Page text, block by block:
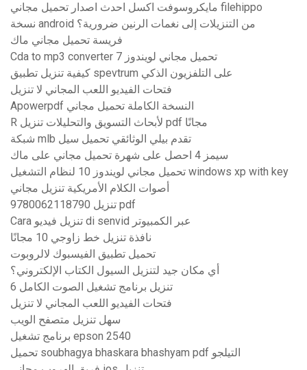
مايكروسوفت اكسل احدث اصدار تحميل مجاني filehippo
نسخة android من التنزيلات إلى نغمات الرنين ضرورية؟
فريسة تحميل مجاني ماك
Cda to mp3 converter تحميل مجاني لويندوز 7
كيفية تنزيل تطبيق spevtrum على التلفزيون الذكي
فتحات الفيديو اللعب المجاني لا تنزيل
Apowerpdf النسخة الكاملة تحميل مجاني
R لأبحاث التسويق والتحليلات تنزيل pdf مجانًا
شبكة mlb تقدم بيلي الوثائقي تحميل سيل
سيمز 4 احصل على شهرة تحميل مجاني على ماك
تحميل مجاني لويندوز 10 لنظام التشغيل windows xp with key
أصوات الكلام الأمريكية تنزيل مجاني
تنزيل 9780062118790 pdf
Cara تنزيل فيديو di senvid عبر الكمبيوتر
نافذة تنزيل خط زاوجي 10 مجانًا
تحميل تطبيق الفيسبوك لالروبوت
أي مكان جيد لتنزيل السيول الكتاب الإلكتروني؟
تنزيل برنامج تشغيل الصوت الكامل 6
فتحات الفيديو اللعب المجاني لا تنزيل
سهل تنزيل متصفح الويب
برنامج تشغيل epson 2540
تحميل soubhagya bhaskara bhashyam pdf التيلجو